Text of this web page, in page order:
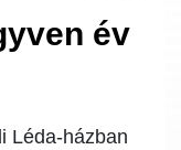
év
Léda-házban